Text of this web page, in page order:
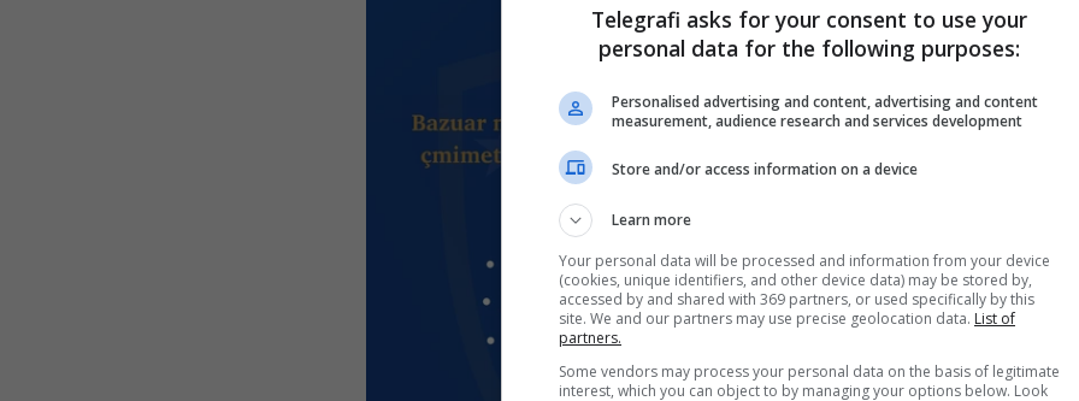
Telegrafi asks for your consent to use your
personal data for the following purposes:
Personalised advertising and content, advertising and content
measurement, audience research and services development
Store and/or access information on a device
Learn more
Your personal data will be processed and information from your device
(cookies, unique identifiers, and other device data) may be stored by,
accessed by and shared with 369 partners, or used specifically by this
site. We and our partners may use precise geolocation data. List of
partners.
Some vendors may process your personal data on the basis of legitimate
interest, which you can object to by managing your options below. Look